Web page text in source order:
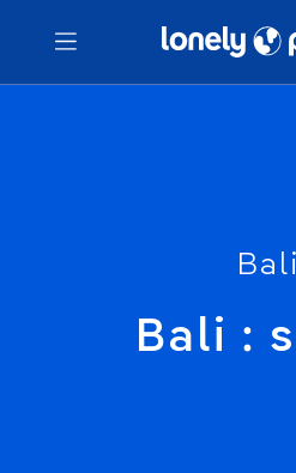
Menu
Bali
Bali :